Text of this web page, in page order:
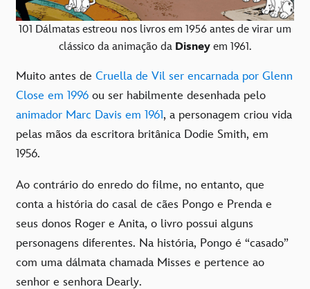
101 Dálmatas estreou nos livros em 1956 antes de virar um
clássico da animação da Disney em 1961.
Muito antes de Cruella de Vil ser encarnada por Glenn
Close em 1996 ou ser habilmente desenhada pelo
animador Marc Davis em 1961, a personagem criou vida
pelas mãos da escritora britânica Dodie Smith, em
1956.
Ao contrário do enredo do filme, no entanto, que
conta a história do casal de cães Pongo e Prenda e
seus donos Roger e Anita, o livro possui alguns
personagens diferentes. Na história, Pongo é “casado”
com uma dálmata chamada Misses e pertence ao
senhor e senhora Dearly.